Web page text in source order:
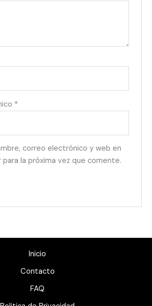
*
correo electrónico y web en
la próxima vez que comente.
Inicio
Contacto
FAQ